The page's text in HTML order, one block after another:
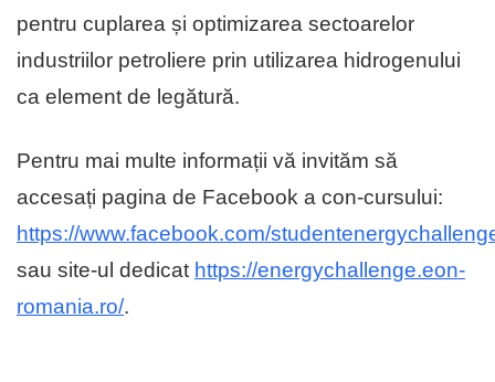
pentru cuplarea și optimizarea sectoarelor
industriilor petroliere prin utilizarea hidrogenului
ca element de legătură.
Pentru mai multe informații vă invităm să
accesați pagina de Facebook a con-cursului:
https://www.facebook.com/
sau site-ul dedicat https://energychallenge.eon-
romania.ro/.